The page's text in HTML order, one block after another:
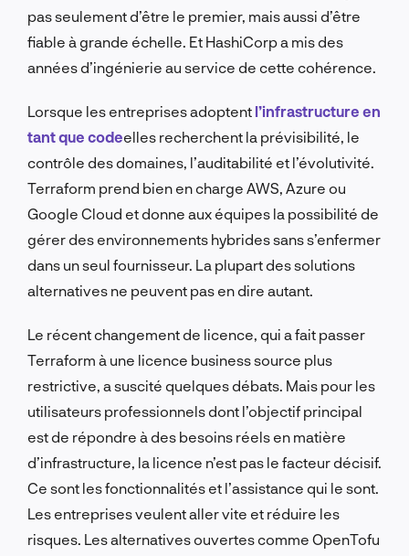
pas seulement d’être le premier, mais aussi d’être
fiable à grande échelle. Et HashiCorp a mis des
années d’ingénierie au service de cette cohérence.
Lorsque les entreprises adoptent l’infrastructure en
tant que codeelles recherchent la prévisibilité, le
contrôle des domaines, l’auditabilité et l’évolutivité.
Terraform prend bien en charge AWS, Azure ou
Google Cloud et donne aux équipes la possibilité de
gérer des environnements hybrides sans s’enfermer
dans un seul fournisseur. La plupart des solutions
alternatives ne peuvent pas en dire autant.
Le récent changement de licence, qui a fait passer
Terraform à une licence business source plus
restrictive, a suscité quelques débats. Mais pour les
utilisateurs professionnels dont l’objectif principal
est de répondre à des besoins réels en matière
d’infrastructure, la licence n’est pas le facteur décisif.
Ce sont les fonctionnalités et l’assistance qui le sont.
Les entreprises veulent aller vite et réduire les
risques. Les alternatives ouvertes comme OpenTofu